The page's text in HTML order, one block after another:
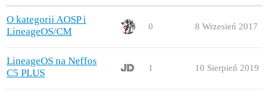
O kategorii AOSP i
LineageOS/CM
0 8 Wrzesień 2017
LineageOS na Neffos
C5 PLUS
1 10 Sierpień 2019